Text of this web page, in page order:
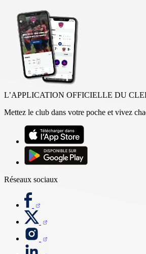
L’APPLICATION OFFICIELLE DU
Mettez le club dans votre poche et vivez
Réseaux sociaux